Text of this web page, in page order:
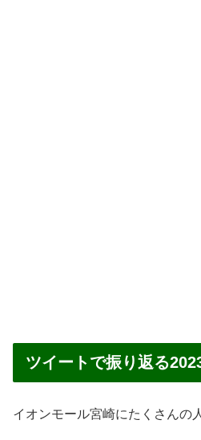
ツイートで振り返る
イオンモール宮崎にたくさんの